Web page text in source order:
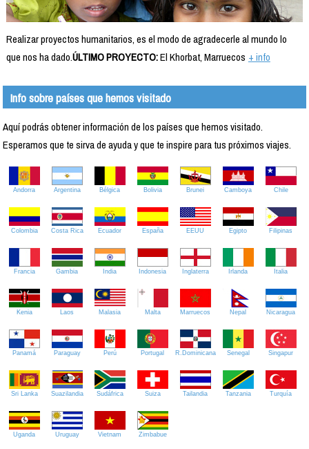
Realizar proyectos humanitarios, es el modo de agradecerle al mundo lo
que nos ha dado.ÚLTIMO PROYECTO:El Khorbat, Marruecos + info
Info sobre países que hemos visitado
Aquí podrás obtener información de los países que hemos visitado.
Esperamos que te sirva de ayuda y que te inspire para tus próximos viajes.
Andorra Argentina Bélgica Bolivia Brunei Camboya Chile
Colombia Costa Rica Ecuador España EEUU Egipto Filipinas
Francia Gambia India Indonesia Inglaterra Irlanda Italia
Kenia Laos Malasia Malta Marruecos Nepal Nicaragua
Panamá Paraguay Perú Portugal R.Dominicana Senegal Singapur
Sri Lanka Suazilandia Sudáfrica Suiza Tailandia Tanzania Turquía
Uganda Uruguay Vietnam Zimbabue